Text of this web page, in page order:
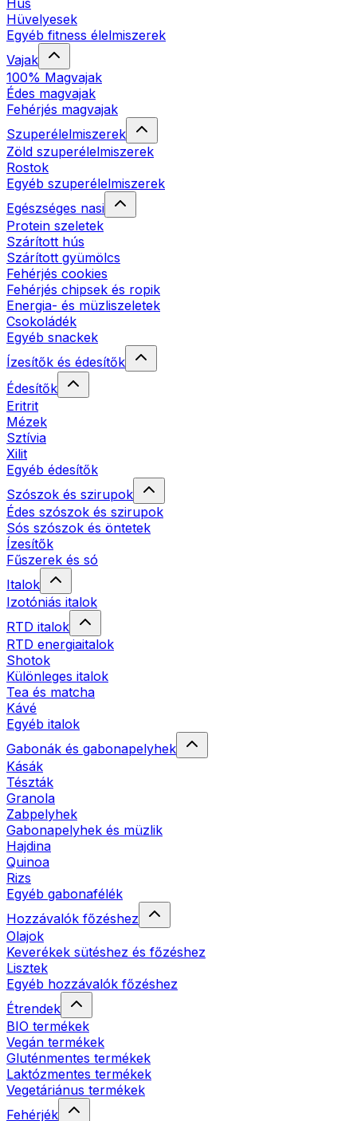
Hús
Hüvelyesek
Egyéb fitness élelmiszerek
Vajak
100% Magvajak
Édes magvajak
Fehérjés magvajak
Szuperélelmiszerek
Zöld szuperélelmiszerek
Rostok
Egyéb szuperélelmiszerek
Egészséges nasi
Protein szeletek
Szárított hús
Szárított gyümölcs
Fehérjés cookies
Fehérjés chipsek és ropik
Energia- és müzliszeletek
Csokoládék
Egyéb snackek
Ízesítők és édesítők
Édesítők
Eritrit
Mézek
Sztívia
Xilit
Egyéb édesítők
Szószok és szirupok
Édes szószok és szirupok
Sós szószok és öntetek
Ízesítők
Fűszerek és só
Italok
Izotóniás italok
RTD italok
RTD energiaitalok
Shotok
Különleges italok
Tea és matcha
Kávé
Egyéb italok
Gabonák és gabonapelyhek
Kásák
Tészták
Granola
Zabpelyhek
Gabonapelyhek és müzlik
Hajdina
Quinoa
Rizs
Egyéb gabonafélék
Hozzávalók főzéshez
Olajok
Keverékek sütéshez és főzéshez
Lisztek
Egyéb hozzávalók főzéshez
Étrendek
BIO termékek
Vegán termékek
Gluténmentes termékek
Laktózmentes termékek
Vegetáriánus termékek
Fehérjék